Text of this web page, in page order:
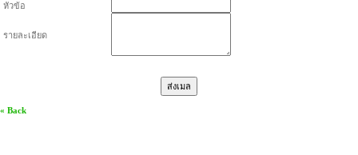
หัวข้อ
รายละเอียด
« Back